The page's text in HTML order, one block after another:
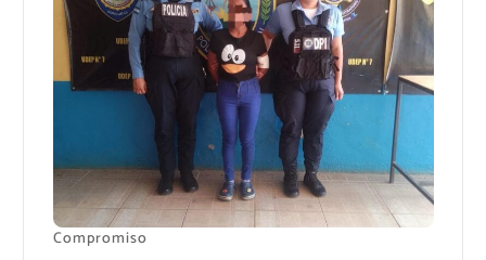
Compromiso